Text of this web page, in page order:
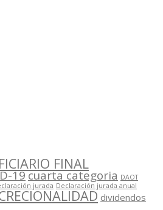
FINAL
19cuarta categoria DAOT
jurada Declaración jurada anual
dividendos